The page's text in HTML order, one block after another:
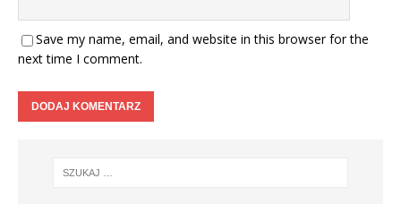
Save my name, email, and website in this browser for the
next time I comment.